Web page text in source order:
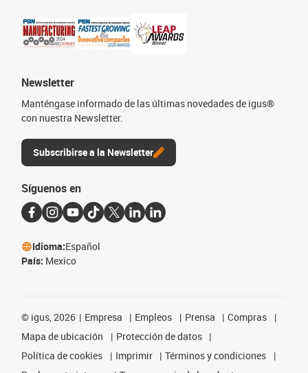
Newsletter
Manténgase informado de las últimas novedades de igus®
con nuestra Newsletter.
Subscribirse a la Newsletter
Síguenos en
Idioma:Español
País: Mexico
© igus, 2026 Empresa Empleos Prensa
Compras
Mapa de ubicación
Protección de datos
Política de cookies
Imprimir
Términos y condiciones